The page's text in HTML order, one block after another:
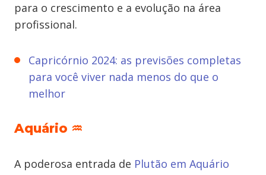
para o crescimento e a evolução na área
profissional.
Capricórnio 2024: as previsões completas
para você viver nada menos do que o
melhor
Aquário ♒
A poderosa entrada de Plutão em Aquário